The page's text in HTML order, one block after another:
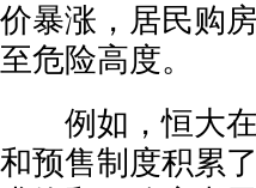
价暴涨，居民购
至危险高度。
例如，恒大在
和预售制度积累